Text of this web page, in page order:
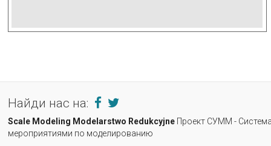
Найди нас на:
Scale Modeling Modelarstwo Redukcyjne Проект СУММ -
мероприятиями по моделированию